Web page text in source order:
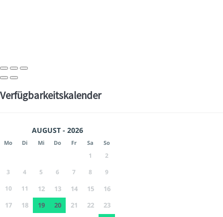
Verfügbarkeitskalender
AUGUST - 2026
Mo Di Mi Do Fr Sa So
1
2
3
4 5 6 7 8
9
10
11 12 13 14 15
16
17
18 19 20 21 22
23